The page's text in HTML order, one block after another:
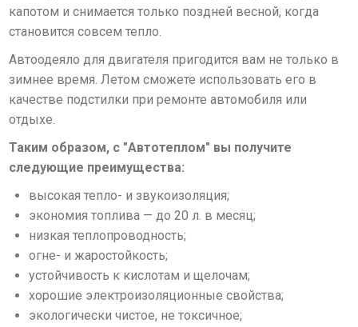
капотом и снимается только поздней весной, когда
становится совсем тепло.
Автоодеяло для двигателя пригодится вам не только в
зимнее время. Летом сможете использовать его в
качестве подстилки при ремонте автомобиля или
отдыхе.
Таким образом, с "Автотеплом" вы получите
следующие преимущества:
высокая тепло- и звукоизоляция;
экономия топлива — до 20 л. в месяц;
низкая теплопроводность;
огне- и жаростойкость;
устойчивость к кислотам и щелочам;
хорошие электроизоляционные свойства;
экологически чистое, не токсичное;